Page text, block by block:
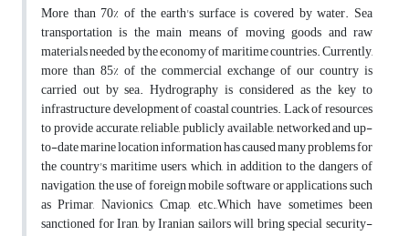
More than 70% of the earth's surface is covered by water. Sea
transportation is the main means of moving goods and raw
materials needed by the economy of maritime countries. Currently,
more than 85% of the commercial exchange of our country is
carried out by sea. Hydrography is considered as the key to
infrastructure development of coastal countries. Lack of resources
to provide accurate, reliable, publicly available, networked and up-
to-date marine location information has caused many problems for
the country's maritime users, which, in addition to the dangers of
navigation, the use of foreign mobile software or applications such
as Primar, Navionics, Cmap, etc.,Which have sometimes been
sanctioned for Iran, by Iranian sailors will bring special security-